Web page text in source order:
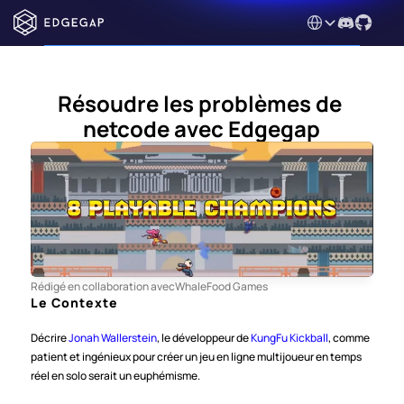
Select Language
Résoudre les problèmes de
netcode avec Edgegap
Rédigé en collaboration avecWhaleFood Games
Le Contexte
Décrire Jonah Wallerstein, le développeur de KungFu Kickball, comme
patient et ingénieux pour créer un jeu en ligne multijoueur en temps
réel en solo serait un euphémisme.